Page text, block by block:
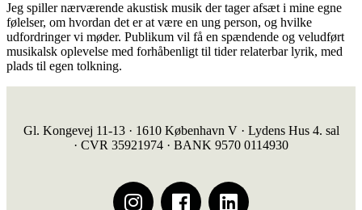
Jeg spiller nærværende akustisk musik der tager afsæt i mine egne
følelser, om hvordan det er at være en ung person, og hvilke
udfordringer vi møder. Publikum vil få en spændende og veludført
musikalsk oplevelse med forhåbenligt til tider relaterbar lyrik, med
plads til egen tolkning.
Gl. Kongevej 11-13 · 1610 København V · Lydens Hus 4. sal
· CVR 35921974 · BANK 9570 0114930